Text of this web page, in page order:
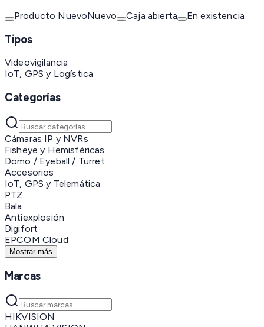
Producto NuevoNuevo Caja abierta En existencia
Tipos
Videovigilancia
IoT, GPS y Logística
Categorías
Cámaras IP y NVRs
Fisheye y Hemisféricas
Domo / Eyeball / Turret
Accesorios
IoT, GPS y Telemática
PTZ
Bala
Antiexplosión
Digifort
EPCOM Cloud
Mostrar más
Marcas
HIKVISION